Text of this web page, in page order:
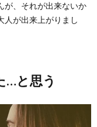
が、それが出来ないか
人が出来上がりまし
…と思う